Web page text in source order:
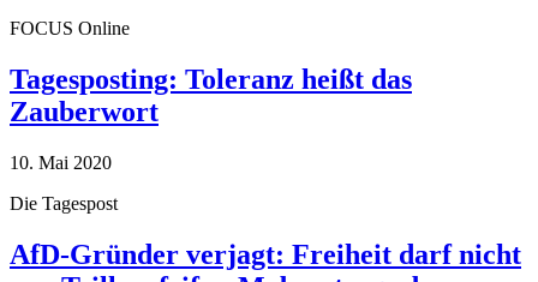
FOCUS Online
Tagesposting: Toleranz heißt das
Zauberwort
10. Mai 2020
Die Tagespost
AfD-Gründer verjagt: Freiheit darf nicht